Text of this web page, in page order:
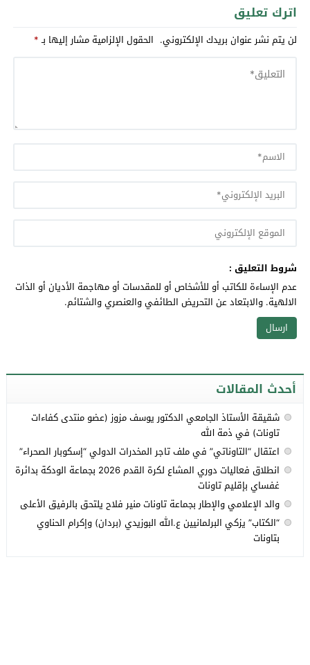
اترك تعليق
لن يتم نشر عنوان بريدك الإلكتروني. الحقول الإلزامية مشار إليها بـ*
شروط التعليق :
عدم الإساءة للكاتب أو للأشخاص أو للمقدسات أو مهاجمة الأديان أو الذات
الالهية. والابتعاد عن التحريض الطائفي والعنصري والشتائم.
أحدث المقالات
شقيقة الأستاذ الجامعي الدكتور يوسف مزوز (عضو منتدى كفاءات
تاونات) في ذمة الله
اعتقال “التاوناتي” في ملف تاجر المخدرات الدولي “إسكوبار الصحراء”
انطلاق فعاليات دوري المشاع لكرة القدم 2026 بجماعة الودكة بدائرة
غفساي بإقليم تاونات
والد الإعلامي والإطار بجماعة تاونات منير فلاح يلتحق بالرفيق الأعلى
“الكتاب” يزكي البرلمانيين ع.الله البوزيدي (بردان) وإكرام الحناوي
بتاونات